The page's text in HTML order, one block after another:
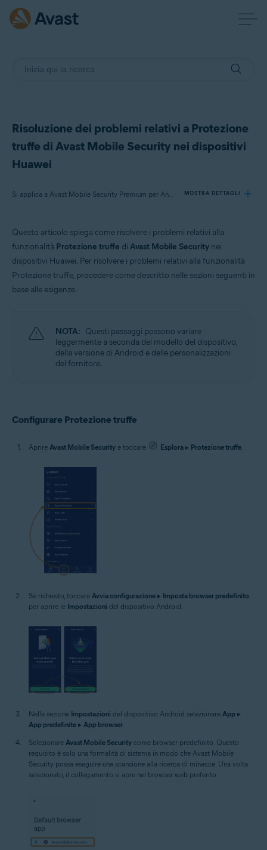
Risoluzione dei problemi relativi a Protezione
truffe di Avast Mobile Security nei dispositivi
Huawei
Si applica a Avast Mobile Security Premium per Android MOSTRA DETTAGLI
Sistemi operativi:
Questo articolo spiega come risolvere i problemi relativi alla
funzionalità Protezione truffe di Avast Mobile Security nei
dispositivi Huawei. Per risolvere i problemi relativi alla funzionalità
Protezione truffe, procedere come descritto nelle sezioni seguenti in
base alle esigenze.
NOTA: Questi passaggi possono variare
leggermente a seconda del modello del dispositivo,
della versione di Android e delle personalizzazioni
del fornitore.
Configurare Protezione truffe
Aprire Avast Mobile Security e toccare Esplora ▸ Protezione truffe.
Se richiesto, toccare Avvia configurazione ▸ Imposta browser predefinito
per aprire le Impostazioni del dispositivo Android.
Nella sezione Impostazioni del dispositivo Android selezionare App ▸
App predefinite ▸ App browser
Selezionare Avast Mobile Security come browser predefinito. Questo
requisito è solo una formalità di sistema in modo che Avast Mobile
Security possa eseguire una scansione alla ricerca di minacce. Una volta
selezionato, il collegamento si apre nel browser web preferito.